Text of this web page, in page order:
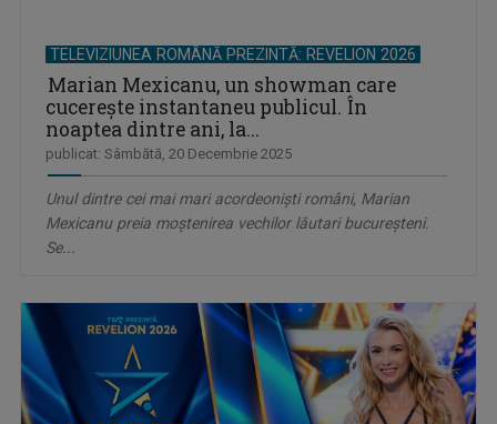
TELEVIZIUNEA ROMÂNĂ PREZINTĂ: REVELION 2026
Marian Mexicanu, un showman care
cucerește instantaneu publicul. În
noaptea dintre ani, la...
publicat: Sâmbătă, 20 Decembrie 2025
Unul dintre cei mai mari acordeoniști români, Marian
Mexicanu preia moștenirea vechilor lăutari bucureșteni.
Se...